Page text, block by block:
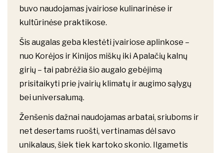
buvo naudojamas įvairiose kulinarinėse ir
kultūrinėse praktikose.
Šis augalas geba klestėti įvairiose aplinkose –
nuo Korėjos ir Kinijos miškų iki Apalačių kalnų
girių – tai pabrėžia šio augalo gebėjimą
prisitaikyti prie įvairių klimatų ir augimo sąlygų
bei universalumą.
Ženšenis dažnai naudojamas arbatai, sriuboms ir
net desertams ruošti, vertinamas dėl savo
unikalaus, šiek tiek kartoko skonio. Ilgametis